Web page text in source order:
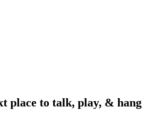
place to talk, play, & hang